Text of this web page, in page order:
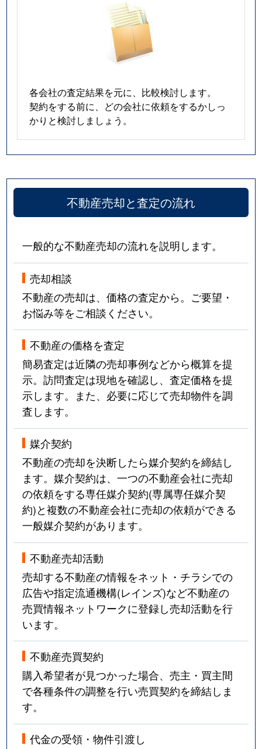
各会社の査定結果を元に、比較検討します。
契約をする前に、どの会社に依頼をするかしっ
かりと検討しましょう。
不動産売却と査定の流れ
一般的な不動産売却の流れを説明します。
売却相談
不動産の売却は、価格の査定から。ご要望・
お悩み等をご相談ください。
不動産の価格を査定
簡易査定は近隣の売却事例などから概算を提
示。訪問査定は現地を確認し、査定価格を提
示します。また、必要に応じて売却物件を調
査します。
媒介契約
不動産の売却を決断したら媒介契約を締結し
ます。媒介契約は、一つの不動産会社に売却
の依頼をする専任媒介契約(専属専任媒介契
約)と複数の不動産会社に売却の依頼ができる
一般媒介契約があります。
不動産売却活動
売却する不動産の情報をネット・チラシでの
広告や指定流通機構(レインズ)など不動産の
売買情報ネットワークに登録し売却活動を行
います。
不動産売買契約
購入希望者が見つかった場合、売主・買主間
で各種条件の調整を行い売買契約を締結しま
す。
代金の受領・物件引渡し